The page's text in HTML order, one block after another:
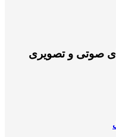
صوتی و تصویری